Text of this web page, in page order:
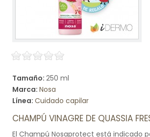
Tamaño: 250 ml
Marca: Nosa
Línea: Cuidado capilar
CHAMPÚ VINAGRE DE QUASSIA
El Champú Nosaprotect está indicado